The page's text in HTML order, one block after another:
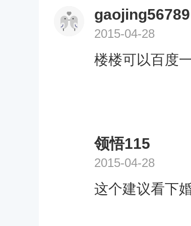
鼠(壬子)煞北
农历08月(大
母仓/玉宇】
将】2015年10
兔(丁卯)煞东
农历09月(大
天恩/六合】
gaojing56789
2015-04-28
楼楼可以百度
领悟115
2015-04-28
这个建议看下